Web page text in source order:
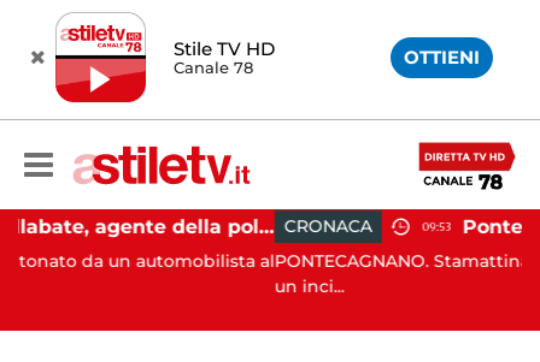
Stile TV HD
Canale 78 OTTIENI
Castellabate, agente della polizia locale aggredito per una multa: turista denunciato
automobilista al
CRONACA 09:53
PONTECAGNANO. Stamattina dopo le